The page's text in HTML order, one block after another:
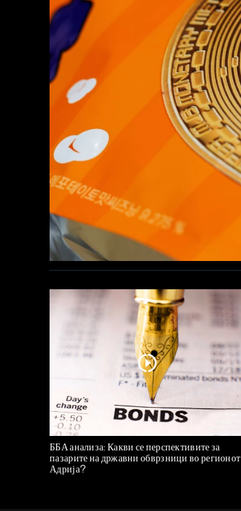
ББА анализа: Какви се перспективите за
пазарите на државни обврзници во регионот
Адрија?